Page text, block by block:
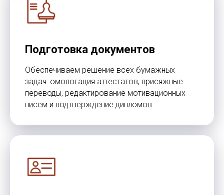
Подготовка документов
Обеспечиваем решение всех бумажных
задач: омологация аттестатов, присяжные
переводы, редактирование мотивационных
писем и подтверждение дипломов.
Политика конфиденциальности
Aviso Legal